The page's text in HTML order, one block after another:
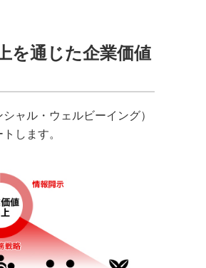
を通じた企業価値
ャル・ウェルビーイング）
します。